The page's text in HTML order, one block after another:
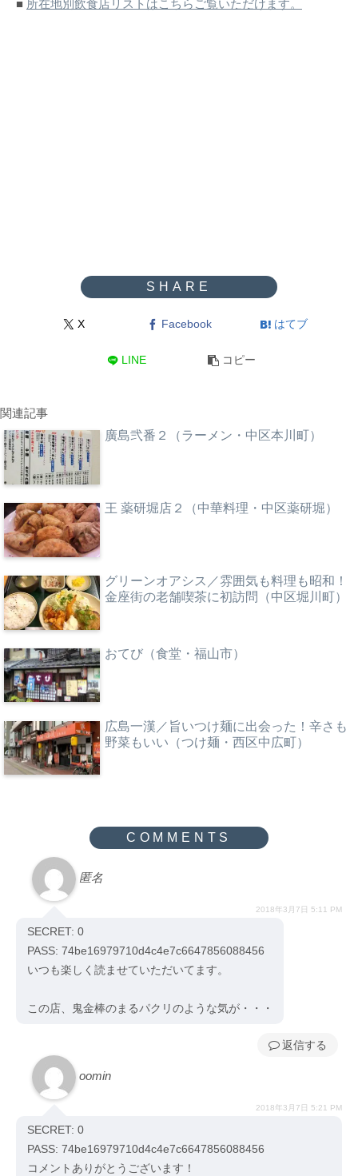
■ 所在地別飲食店リストはこちらご覧いただけます。
X Facebook はてブ
LINE コピー
関連記事
廣島弐番２（ラーメン・中区本川町）
王 薬研堀店２（中華料理・中区薬研堀）
グリーンオアシス／雰囲気も料理も昭和！
金座街の老舗喫茶に初訪問（中区堀川町）
おてび（食堂・福山市）
広島一漢／旨いつけ麺に出会った！辛さも
野菜もいい（つけ麺・西区中広町）
匿名
2018年3月7日 5:11 PM
SECRET: 0
PASS: 74be16979710d4c4e7c6647856088456
いつも楽しく読ませていただいてます。
この店、鬼金棒のまるパクリのような気が・・・
返信
oomin
2018年3月7日 5:21 PM
SECRET: 0
PASS: 74be16979710d4c4e7c6647856088456
コメントありがとうございます！